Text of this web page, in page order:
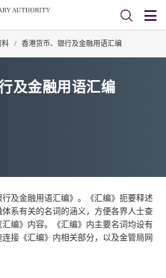
料 / 香港货币、银行及金融用语汇编
及金融用语汇编
及金融用语汇编》。《汇编》扼要释述
系有关的名词的涵义，方便各界人士查
编》内容。《汇编》内主要名词均设有
接《汇编》内相关部分，以及金管局网